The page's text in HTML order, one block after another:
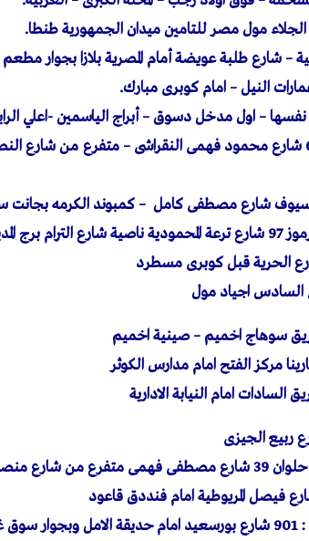
– شارع طلبة عويضة أمام المصرية بلازا بجوار
النيل – امام كوبرى مبارك.
– اول مدخل دسوق – أبراج الياسمين -اعلي
فرع الاسكندرية : 67 شارع محمود فهمى النقراشى – متفرع من
شارع مصطفى كامل – كمبوند الكرمه بجانت
المنورة.
الحرية قبل كوبرى مسطرد
مركز الفتح امام مدارس الكوثر
امام النيابة الادارية
التعمير والاسكان
غزة